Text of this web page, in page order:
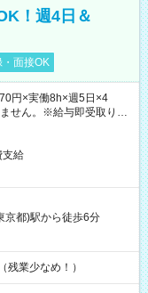
！週4日＆
面接OK
円×実働8h×週5日×4
せん。※給与即受取りサ
支給
京都)駅から徒歩6分
業少なめ！）